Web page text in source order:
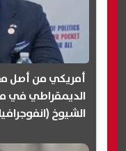
أمريكي من أصل
الديمقراطي في
الشيوخ